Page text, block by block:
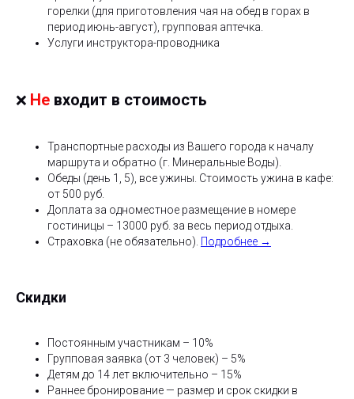
горелки (для приготовления чая на обед в горах в
период июнь-август), групповая аптечка.
Услуги инструктора-проводника
❌ Не входит в стоимость
Транспортные расходы из Вашего города к началу
маршрута и обратно (г. Минеральные Воды).
Обеды (день 1, 5), все ужины. Стоимость ужина в кафе:
от 500 руб.
Доплата за одноместное размещение в номере
гостиницы – 13000 руб. за весь период отдыха.
Страховка (не обязательно). Подробнее →
Скидки
Постоянным участникам – 10%
Групповая заявка (от 3 человек) – 5%
Детям до 14 лет включительно – 15%
Раннее бронирование — размер и срок скидки в